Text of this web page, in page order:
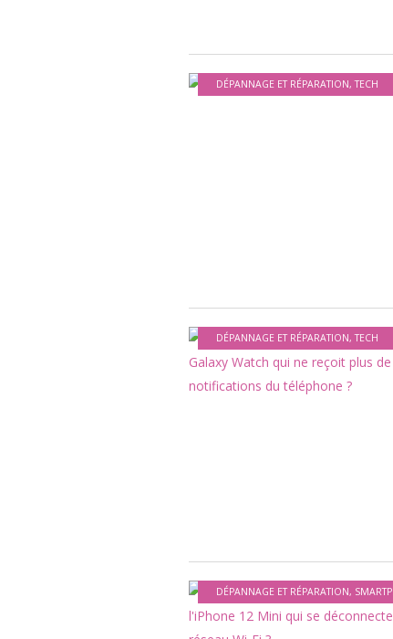
DÉPANNAGE ET RÉPARATION,TECH
DÉPANNAGE ET RÉPARATION,TECH
DÉPANNAGE ET RÉPARATION, SMARTPHONES ET APPAREILS MOBILES